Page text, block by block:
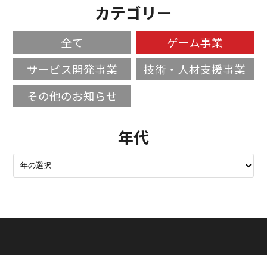
カテゴリー
全て
ゲーム事業
サービス開発事業
技術・人材支援事業
その他のお知らせ
年代